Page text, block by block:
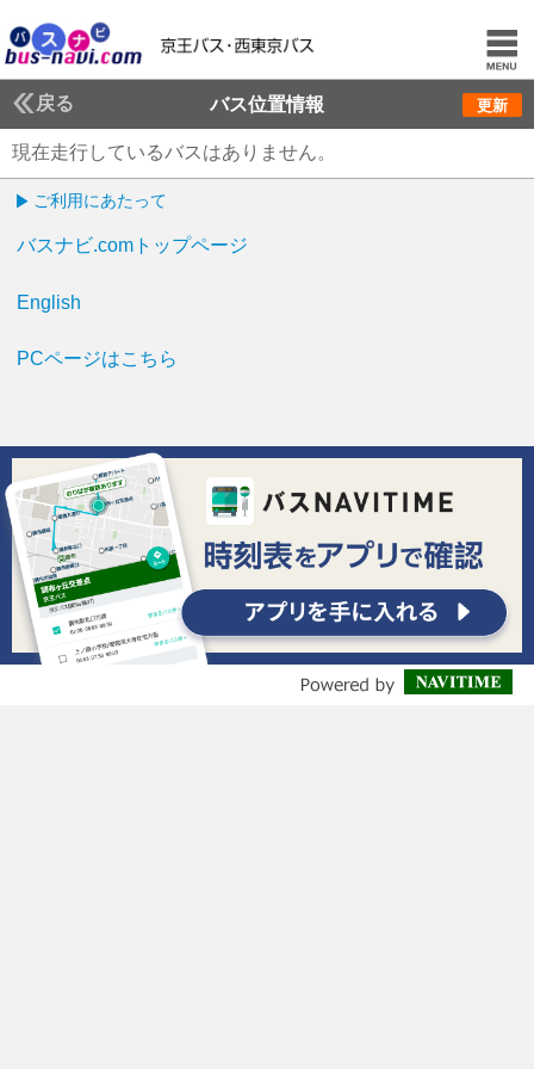
戻る バス位置情報 更新
現在走行しているバスはありません。
ご利用にあたって
バスナビ.comトップページ
English
PCページはこちら